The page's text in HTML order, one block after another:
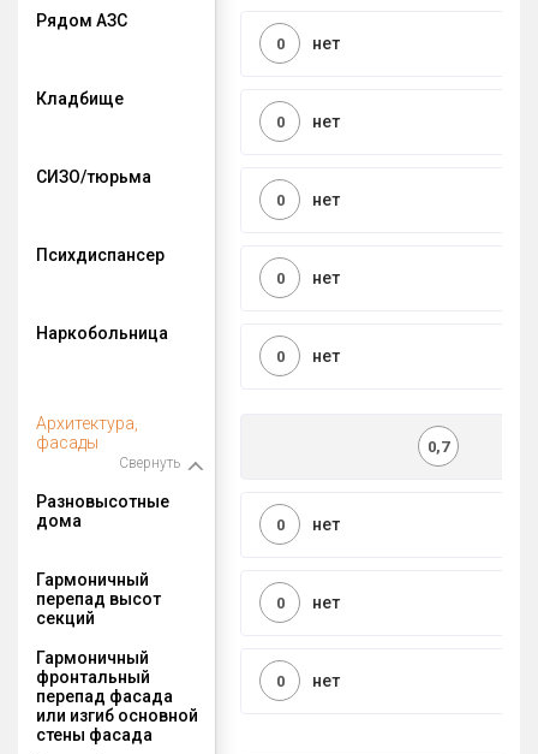
Рядом АЗС
нет
0
Кладбище
нет
0
СИЗО/тюрьма
нет
0
Психдиспансер
нет
0
Наркобольница
нет
0
Архитектура,
фасады
Свернуть
0,7
Разновысотные
дома
нет
0
Гармоничный
перепад высот
секций
нет
0
Гармоничный
фронтальный
перепад фасада
или изгиб основной
стены фасада
нет
0